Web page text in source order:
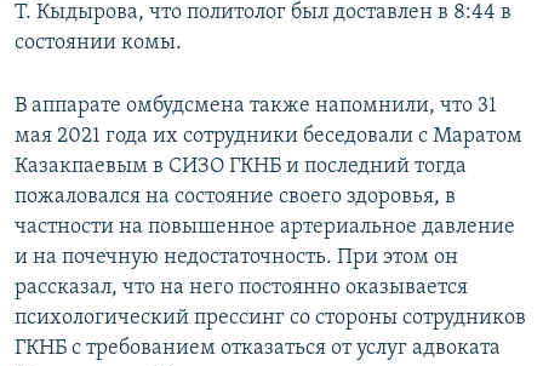
Т. Кыдырова, что политолог был доставлен в 8:44 в
состоянии комы.
В аппарате омбудсмена также напомнили, что 31
мая 2021 года их сотрудники беседовали с Маратом
Казакпаевым в СИЗО ГКНБ и последний тогда
пожаловался на состояние своего здоровья, в
частности на повышенное артериальное давление
и на почечную недостаточность. При этом он
рассказал, что на него постоянно оказывается
психологический прессинг со стороны сотрудников
ГКНБ с требованием отказаться от услуг адвоката